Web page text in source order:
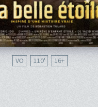
VO 110' 16